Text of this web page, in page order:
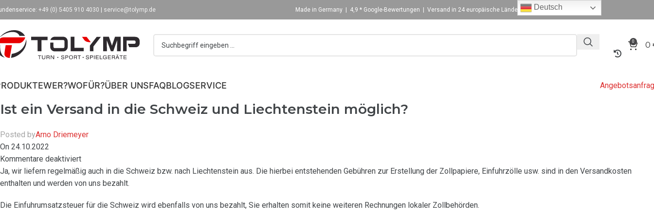
+49 (0) 5405 910 4030 service@tolymp.de Made in Germany | 4,9 * Google-Bewertungen | Versand in 24 europäische Länder
0 0
WER?WOFÜR?ÜBER UNSFAQBLOGSERVICE
Ist ein Versand in die Schweiz und Liechtenstein möglich?
Posted byArno Driemeyer
On 24.10.2022
Kommentare deaktiviert
Ja, wir liefern regelmäßig auch in die Schweiz bzw. nach Liechtenstein aus. Die hierbei entstehenden Gebühren zur Erstellung der Zollpapiere, Einfuhrzölle usw. sind in den Versandkosten
enthalten und werden von uns bezahlt.
Die Einfuhrumsatzsteuer für die Schweiz wird ebenfalls von uns bezahlt, Sie erhalten somit keine weiteren Rechnungen lokaler Zollbehörden.
Deutsch